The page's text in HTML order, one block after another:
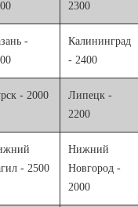
2300
-
Калининград
- 2400
- 2000
Липецк -
2200
- 2500
Нижний
Новгород -
2000